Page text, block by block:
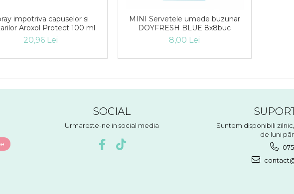
impotriva capuselor si
Aroxol Protect 100 ml
20,96 Lei
MINI Servetele umede buzunar
DOYFRESH BLUE 8x8buc
8,00 Lei
SOCIAL
Urmareste-ne in social media
Suntem disponibili
de luni